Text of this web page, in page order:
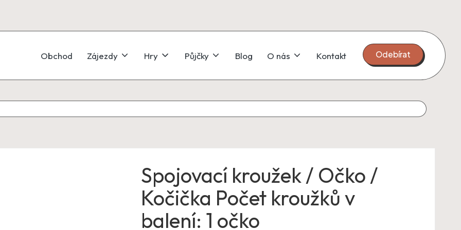
Obchod Zájezdy Hry Půjčky Blog O nás Kontakt Odebírat
Spojovací kroužek / Očko /
Kočička Počet kroužků v
balení: 1 očko